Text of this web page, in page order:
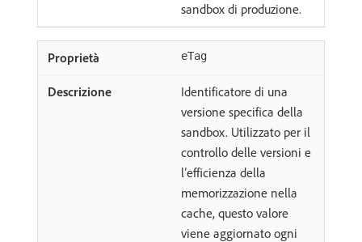
sandbox di produzione.
eTag
Identificatore di una
versione specifica della
sandbox. Utilizzato per il
controllo delle versioni e
l’efficienza della
memorizzazione nella
cache, questo valore
viene aggiornato ogni